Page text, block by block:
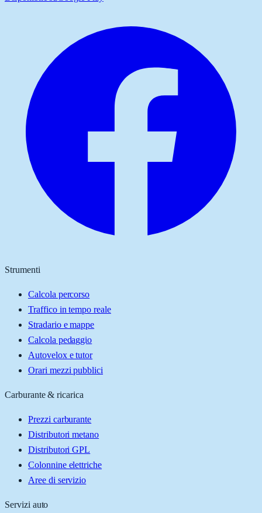
Strumenti
Calcola percorso
Traffico in tempo reale
Stradario e mappe
Calcola pedaggio
Autovelox e tutor
Orari mezzi pubblici
Carburante & ricarica
Prezzi carburante
Distributori metano
Distributori GPL
Colonnine elettriche
Aree di servizio
Servizi auto